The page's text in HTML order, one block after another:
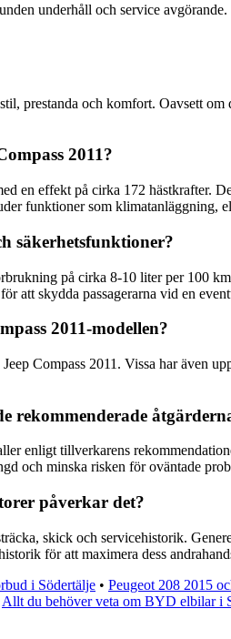
underhåll och service
prestanda och komfort. Oavsett
2011?
en effekt på cirka 172 hästkrafter.
funktioner som klimatanläggning,
säkerhetsfunktioner?
på cirka 8-10 liter per 100
att skydda passagerarna vid en
2011-modellen?
Compass 2011. Vissa har även
rekommenderade
enligt tillverkarens
och minska risken för oväntade
påverkar det?
skick och servicehistorik.
för att maximera dess
i Södertälje • Peugeot 208 2015
Allt du behöver veta om BYD elbilar i